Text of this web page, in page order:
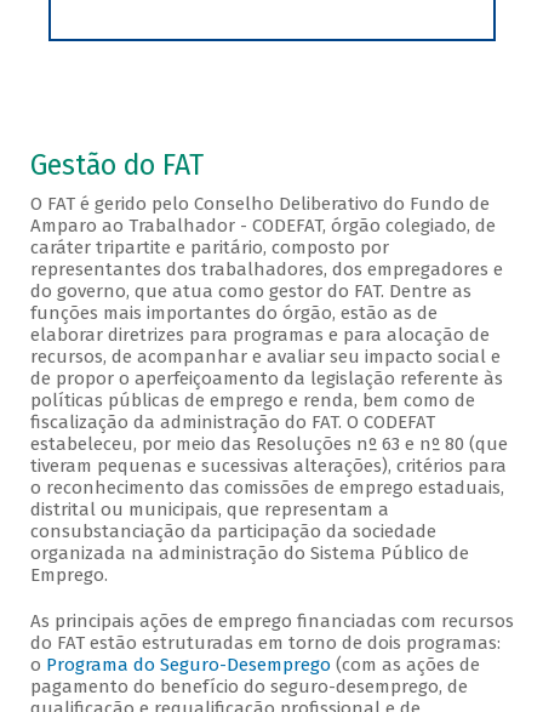
Gestão do FAT
O FAT é gerido pelo Conselho Deliberativo do Fundo de
Amparo ao Trabalhador - CODEFAT, órgão colegiado, de
caráter tripartite e paritário, composto por
representantes dos trabalhadores, dos empregadores e
do governo, que atua como gestor do FAT. Dentre as
funções mais importantes do órgão, estão as de
elaborar diretrizes para programas e para alocação de
recursos, de acompanhar e avaliar seu impacto social e
de propor o aperfeiçoamento da legislação referente às
políticas públicas de emprego e renda, bem como de
fiscalização da administração do FAT. O CODEFAT
estabeleceu, por meio das Resoluções nº 63 e nº 80 (que
tiveram pequenas e sucessivas alterações), critérios para
o reconhecimento das comissões de emprego estaduais,
distrital ou municipais, que representam a
consubstanciação da participação da sociedade
organizada na administração do Sistema Público de
Emprego.
As principais ações de emprego financiadas com recursos
do FAT estão estruturadas em torno de dois programas:
o Programa do Seguro-Desemprego (com as ações de
pagamento do benefício do seguro-desemprego, de